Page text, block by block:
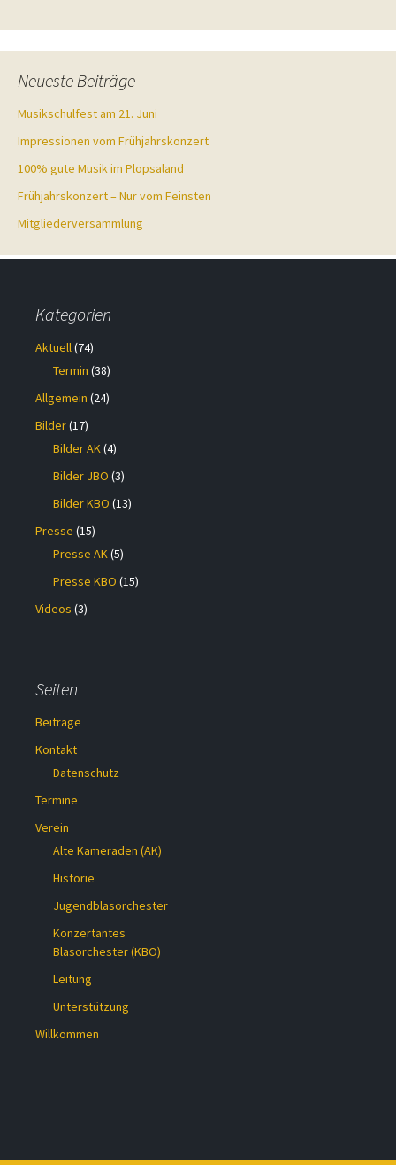
Neueste Beiträge
Musikschulfest am 21. Juni
Impressionen vom Frühjahrskonzert
100% gute Musik im Plopsaland
Frühjahrskonzert – Nur vom Feinsten
Mitgliederversammlung
Kategorien
Aktuell(74)
Termin (38)
Allgemein (24)
Bilder(17)
Bilder AK(4)
Bilder JBO (3)
Bilder KBO (13)
Presse (15)
Presse AK(5)
Presse KBO (15)
Videos (3)
Seiten
Beiträge
Kontakt
Datenschutz
Termine
Verein
Alte Kameraden (AK)
Historie
Jugendblasorchester
Konzertantes
Blasorchester (KBO)
Leitung
Unterstützung
Willkommen